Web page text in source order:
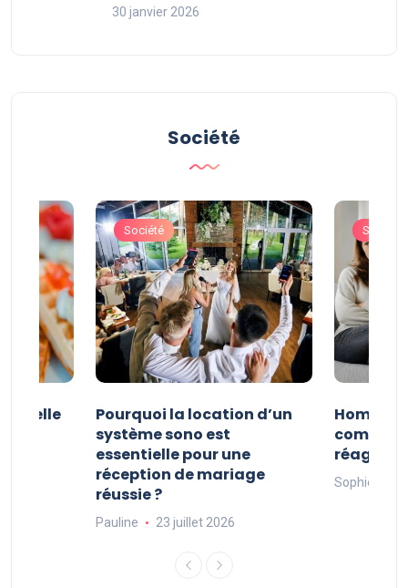
30 janvier 2026
Société
Société
Pourquoi la location d’un
système sono est
essentielle pour une
réception de mariage
réussie ?
Pauline 23 juillet 2026
Société
Homme
réagir ?
Sophie